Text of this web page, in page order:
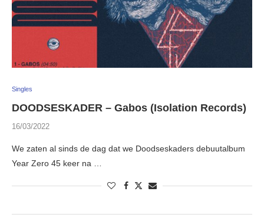
Singles
DOODSESKADER – Gabos (Isolation Records)
16/03/2022
We zaten al sinds de dag dat we Doodseskaders debuutalbum
Year Zero 45 keer na …